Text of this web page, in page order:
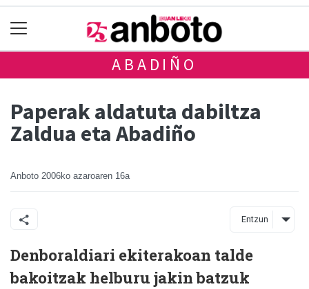
ABADIÑO
Paperak aldatuta dabiltza
Zaldua eta Abadiño
Anboto 2006ko azaroaren 16a
Entzun
Denboraldiari ekiterakoan talde
bakoitzak helburu jakin batzuk